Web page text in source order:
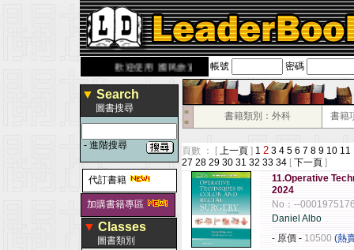
歡迎使用 國民旅遊卡！！ 帳號 密碼
▼ Search
圖書搜尋
- 進階搜尋
代訂書籍
加購書籍專區
▼ Classes
圖書類別
■
■
書籍類別：外科 書籍
頁數 ： [ 上一頁 ] 1 2 3 4 5 6 7 8 9 10 11
27 28 29 30 31 32 33 34 [ 下一頁 ]
11.Operative
2024
No：--
Daniel Albo
- 原價 - 10500 (熱